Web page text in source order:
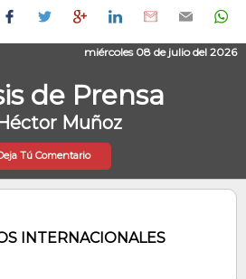
miércoles 08 de julio del 2026
de Prensa
Muñoz
Tú Comentario
INTERNACIONALES